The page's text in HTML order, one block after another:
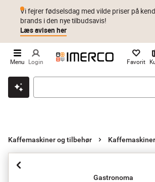
Klik & hent Byt i 1 år Prismatch
Vi fejrer fødselsdag med vilde priser på
brands i den nye tilbudsavis!
Læs avisen her
Menu Login Favorit
Kaffemaskiner og tilbehør Kaffemaskiner
Gastronoma